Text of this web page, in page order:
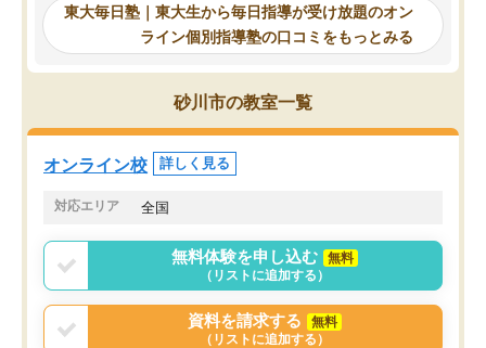
東大毎日塾にたどり着きました。学習
の長期計画や日々の勉強のやり方につ
いて客観的なアドバイスをいただけた
ので、自信をもって受験勉強を進める
ことができました。自分のように勉強
のやり方や進捗管理で苦労している方
には特におすすめしたい塾です。
東大毎日塾｜東大生から毎日指導が受け放題のオン
ライン個別指導塾の口コミをもっとみる
砂川市の教室一覧
オンライン校 詳しく見る
対応エリア 全国
無料体験を申し込む
無料
（リストに追加する）
資料を請求する
無料
（リストに追加する）